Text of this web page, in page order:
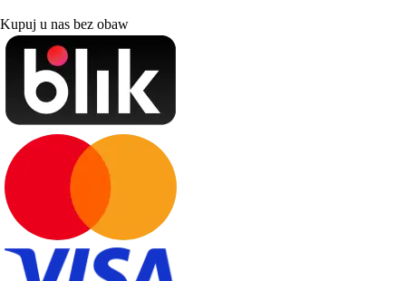
Kupuj u nas bez obaw